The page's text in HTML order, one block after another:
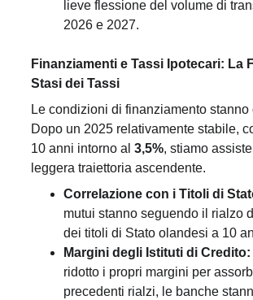
lieve flessione del volume di
2026 e 2027.
Finanziamenti e Tassi Ipotecari: La
Stasi dei Tassi
Le condizioni di finanziamento stanno
Dopo un 2025 relativamente stabile,
10 anni intorno al 3,5%, stiamo
leggera traiettoria ascendente.
Correlazione con i Titoli di
mutui stanno seguendo il rialzo
dei titoli di Stato olandesi a 10
Margini degli Istituti di Credito:
ridotto i propri margini per
precedenti rialzi, le banche